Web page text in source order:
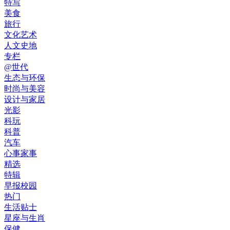
特写
美食
旅行
文化艺术
人文史地
专栏
@世代
生态与环保
时尚与美容
设计与家居
光影
科玩
科普
汽车
心事家事
精选
特辑
早报校园
热门
生活贴士
星座与生肖